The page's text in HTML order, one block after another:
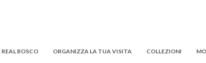
REAL BOSCO ORGANIZZA LA TUA VISITA COLLEZIONI